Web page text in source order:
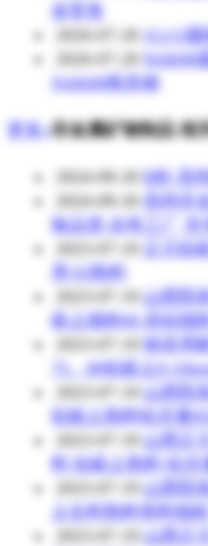
发零售
1Cr13
NAK80
NAK80模具钢
更多»非金属矿物制品 相
2024-09-20
B粒 高
2024-09-20
高纯非
验品质 自有工厂 支
正元
用 65熟料
山西阳
矾土细粉60 高铝细粉
铸造用
75、80铝矾土0-
山西阳
铝矾土熟料铝含量
山西正
料 铝矾土熟料 铝含
山西阳
土生料熟料骨料细粉
山西正